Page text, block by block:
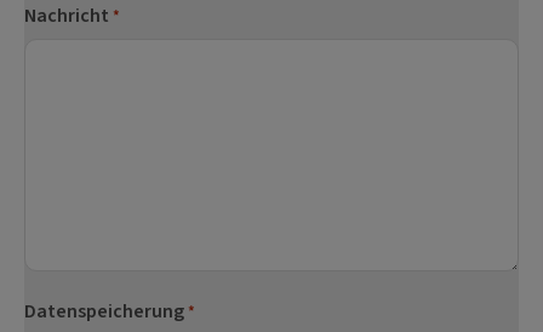
Nachricht *
Datenspeicherung *